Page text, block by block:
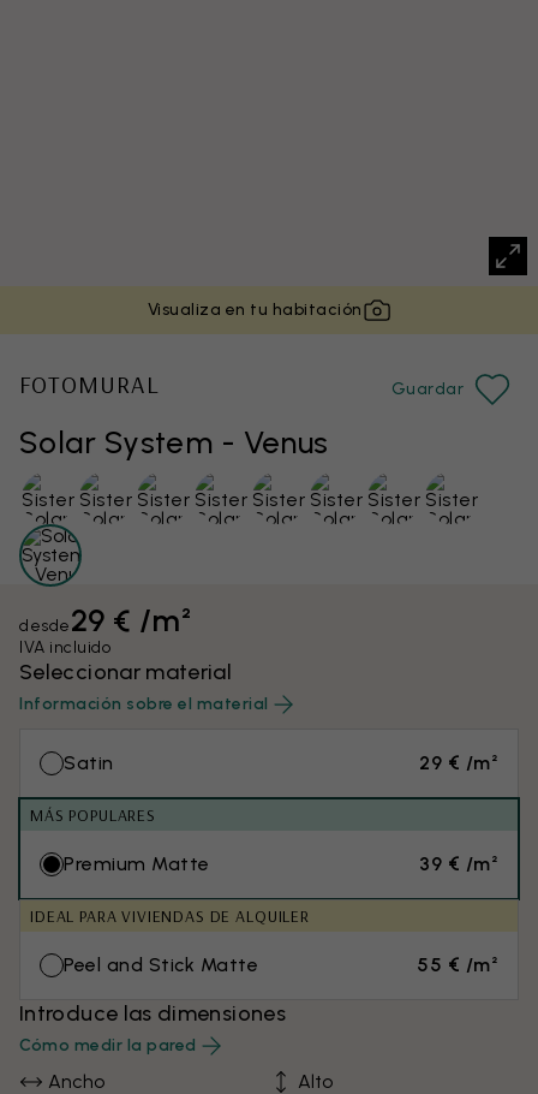
Visualiza en tu habitación
Solar System - Venus
FOTOMURAL Guardar
desde29 € /m²
IVA incluido
Seleccionar material
Información sobre el material
Satin 29 € /m²
MÁS POPULARES
Premium Matte 39 € /m²
IDEAL PARA VIVIENDAS DE ALQUILER
Peel and Stick Matte 55 € /m²
Introduce las dimensiones
Cómo medir la pared
Ancho
Alto